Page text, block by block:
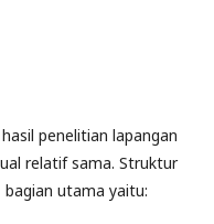
penelitian lapangan
relatif sama. Struktur
utama yaitu: